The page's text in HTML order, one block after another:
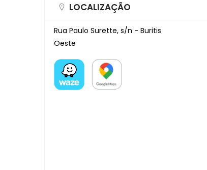
LOCALIZAÇÃO
Rua Paulo Surette, s/n - Buritis
Oeste